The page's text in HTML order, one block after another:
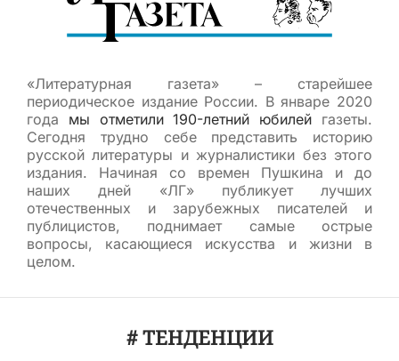
«Литературная газета» – старейшее
периодическое издание России. В январе 2020
года мы отметили 190-летний юбилей газеты.
Сегодня трудно себе представить историю
русской литературы и журналистики без этого
издания. Начиная со времен Пушкина и до
наших дней «ЛГ» публикует лучших
отечественных и зарубежных писателей и
публицистов, поднимает самые острые
вопросы, касающиеся искусства и жизни в
целом.
# ТЕНДЕНЦИИ